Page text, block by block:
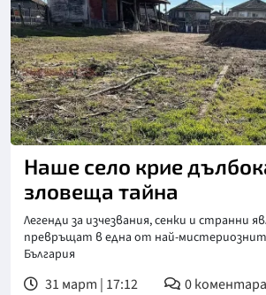
Наше село крие
зловеща тайна
Легенди за изчезвания, сенки и странни
превръщат в една от най-
България
31 март | 17:12 0коментара